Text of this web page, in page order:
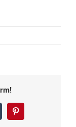
Tumblr